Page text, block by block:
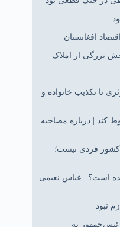
افغانستان
بزرگی از املاک
تا تکذیب خانواده و
کند | درباره مصاحبه
کشور فردی نیست؛
است؟ | عباس نعیمی
به